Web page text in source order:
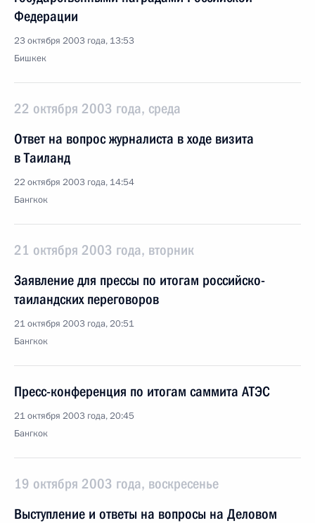
Федерации
23 октября 2003 года, 13:53
Бишкек
22 октября 2003 года, среда
Ответ на вопрос журналиста в ходе визита
в Таиланд
22 октября 2003 года, 14:54
Бангкок
21 октября 2003 года, вторник
Заявление для прессы по итогам российско-
таиландских переговоров
21 октября 2003 года, 20:51
Бангкок
Пресс-конференция по итогам саммита АТЭС
21 октября 2003 года, 20:45
Бангкок
19 октября 2003 года, воскресенье
Выступление и ответы на вопросы на Деловом